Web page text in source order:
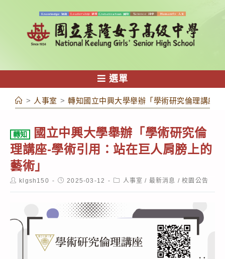
容
選單
> 人事室 > 轉知國立中興大學舉辦「學術研究倫理講座-
轉知
國立中興大學舉辦「學術研究倫
理講座-學術引用：站在巨人肩膀上的
藝術」
Postklgsh150
Post2025-03-12
Post人事室 / 最新消息 / 校園公告